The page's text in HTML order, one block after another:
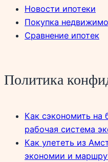
Новости ипотеки
Покупка
Сравнение ипотек
Политика
Как сэкономить на
рабочая система
Как улететь из
экономии и